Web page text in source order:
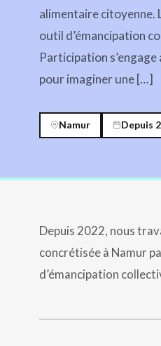
alimentaire citoyenne.
outil d’émancipation
Participation
pour imaginer une […]
Namur Depuis
Depuis 2022, nous
concrétisée à Namur
d’émancipation